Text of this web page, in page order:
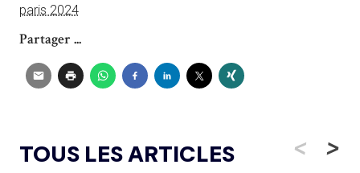
paris 2024
Partager ...
TOUS LES ARTICLES < >